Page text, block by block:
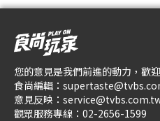
您的意見是我們前進的動力，歡
食尚編輯：
意見反映：
觀眾服務專線： 02-2656-1599